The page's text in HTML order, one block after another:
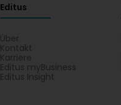
Editus
Über
Kontakt
Karriere
Editus myBusiness
Editus Insight